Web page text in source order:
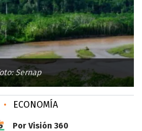
Sernap
• ECONOMÍA
Por Visión 360